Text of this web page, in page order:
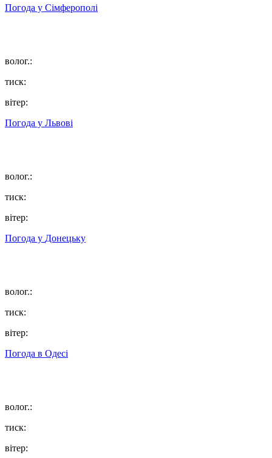
Погода у Сімферополі
волог.:
тиск:
вітер:
Погода у Львові
волог.:
тиск:
вітер:
Погода у Донецьку
волог.:
тиск:
вітер:
Погода в Одесі
волог.:
тиск:
вітер: